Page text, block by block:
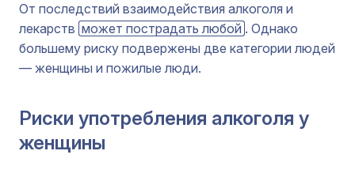
От последствий взаимодействия алкоголя и
лекарств может пострадать любой . Однако
большему риску подвержены две категории людей
— женщины и пожилые люди.
Риски употребления алкоголя у
женщины